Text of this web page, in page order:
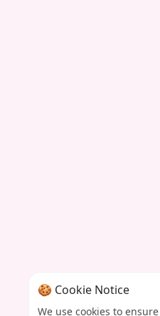
🍪 Cookie Notice
We use cookies to